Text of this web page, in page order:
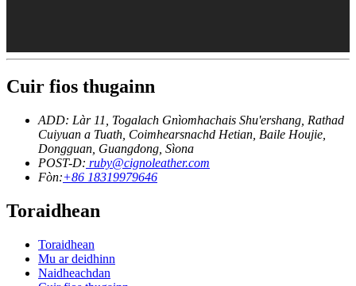
Cuir fios thugainn
ADD: Làr 11, Togalach Gnìomhachais Shu'ershang, Rathad
Cuiyuan a Tuath, Coimhearsnachd Hetian, Baile Houjie,
Dongguan, Guangdong, Sìona
POST-D: ruby@cignoleather.com
Fòn:+86 18319979646
Toraidhean
Toraidhean
Mu ar deidhinn
Naidheachdan